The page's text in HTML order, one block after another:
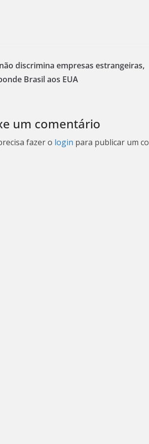
discrimina empresas estrangeiras,
Brasil aos EUA
um comentário
fazer o login para publicar um